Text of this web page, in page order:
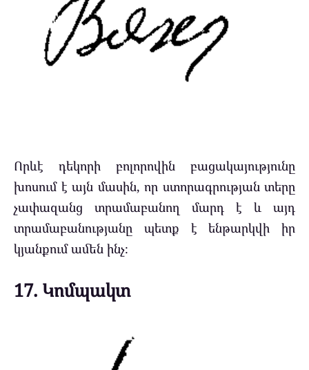
Որևէ դեկորի բոլորովին բացակայությունը
խոսում է այն մասին, որ ստորագրության տերը
չափազանց տրամաբանող մարդ է և այդ
տրամաբանությանը պետք է ենթարկվի իր
կյանքում ամեն ինչ։
17. Կոմպակտ